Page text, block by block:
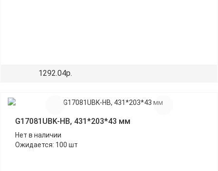
1292.04р.
G17081UBK-HB, 431*203*43 мм
Нет в наличии
Ожидается: 100 шт